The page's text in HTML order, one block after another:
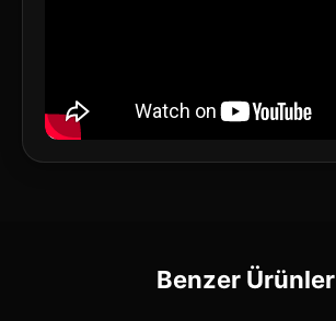
Benzer Ürünler